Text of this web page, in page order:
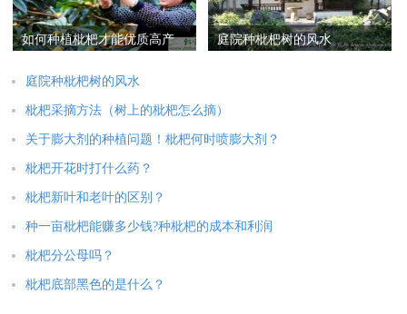
如何种植枇杷才能优质高产 庭院种枇杷树的风水
庭院种枇杷树的风水
枇杷采摘方法（树上的枇杷怎么摘）
关于膨大剂的种植问题！枇杷何时喷膨大剂？
枇杷开花时打什么药？
枇杷新叶和老叶的区别？
种一亩枇杷能赚多少钱?种枇杷的成本和利润
枇杷分公母吗？
枇杷底部黑色的是什么？